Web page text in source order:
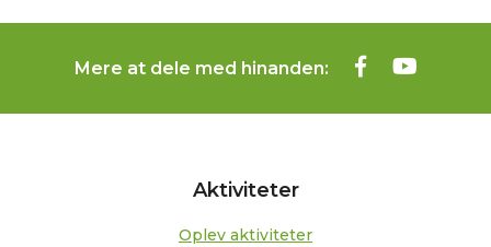
Mere at dele med hinanden:
Aktiviteter
Oplev aktiviteter